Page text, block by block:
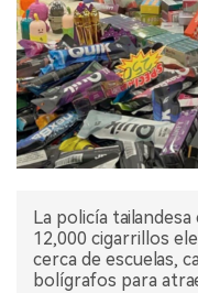
EXPOSICIÓN
ENTREVISTA
La policía
12,000 cigarrillos
cerca de escuelas,
bolígrafos para